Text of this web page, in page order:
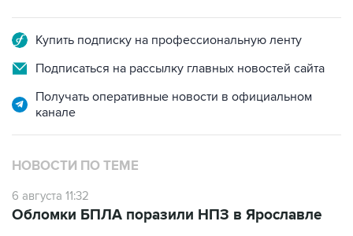
Купить подписку на профессиональную ленту
Подписаться на рассылку главных новостей сайта
Получать оперативные новости в официальном
канале
НОВОСТИ ПО ТЕМЕ
6 августа 11:32
Обломки БПЛА поразили НПЗ в Ярославле